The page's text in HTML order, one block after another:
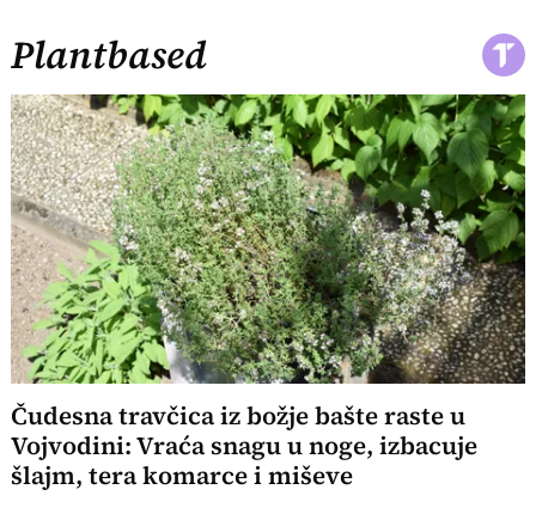
Plantbased
Čudesna travčica iz božje bašte raste u
Vojvodini: Vraća snagu u noge, izbacuje
šlajm, tera komarce i miševe